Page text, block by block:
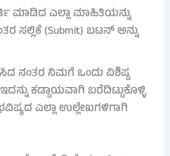
ಮಾಡಿದ ಎಲ್ಲಾ ಮಾಹಿತಿಯನ್ನು
ಸಲ್ಲಿಕೆ (Submit) ಬಟನ್ ಅನ್ನು
ನಂತರ ನಿಮಗೆ ಒಂದು ವಿಶಿಷ್ಟ
ಕಡ್ಡಾಯವಾಗಿ ಬರೆದಿಟ್ಟುಕೊಳ್ಳಿ
ಎಲ್ಲಾ ಉಲ್ಲೇಖಗಳಿಗಾಗಿ